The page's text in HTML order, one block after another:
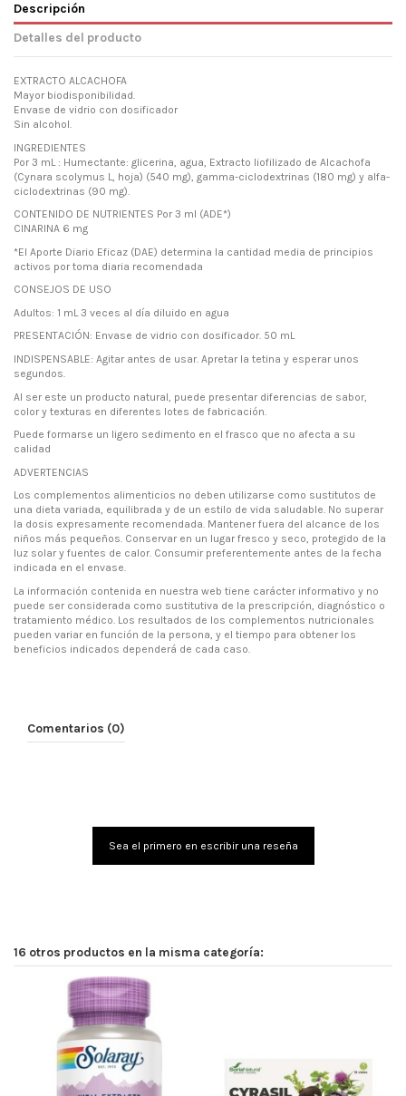
Descripción
Detalles del producto
EXTRACTO ALCACHOFA
Mayor biodisponibilidad.
Envase de vidrio con dosificador
Sin alcohol.
INGREDIENTES
Por 3 mL : Humectante: glicerina, agua, Extracto liofilizado de Alcachofa
(Cynara scolymus L, hoja) (540 mg), gamma-ciclodextrinas (180 mg) y alfa-
ciclodextrinas (90 mg).
CONTENIDO DE NUTRIENTES Por 3 ml (ADE*)
CINARINA 6 mg
*El Aporte Diario Eficaz (DAE) determina la cantidad media de principios
activos por toma diaria recomendada
CONSEJOS DE USO
Adultos: 1 mL 3 veces al día diluido en agua
PRESENTACIÓN: Envase de vidrio con dosificador. 50 mL
INDISPENSABLE: Agitar antes de usar. Apretar la tetina y esperar unos
segundos.
Al ser este un producto natural, puede presentar diferencias de sabor,
color y texturas en diferentes lotes de fabricación.
Puede formarse un ligero sedimento en el frasco que no afecta a su
calidad
ADVERTENCIAS
Los complementos alimenticios no deben utilizarse como sustitutos de
una dieta variada, equilibrada y de un estilo de vida saludable. No superar
la dosis expresamente recomendada. Mantener fuera del alcance de los
niños más pequeños. Conservar en un lugar fresco y seco, protegido de la
luz solar y fuentes de calor. Consumir preferentemente antes de la fecha
indicada en el envase.
La información contenida en nuestra web tiene carácter informativo y no
puede ser considerada como sustitutiva de la prescripción, diagnóstico o
tratamiento médico. Los resultados de los complementos nutricionales
pueden variar en función de la persona, y el tiempo para obtener los
beneficios indicados dependerá de cada caso.
Comentarios (0)
Sea el primero en escribir una reseña
16 otros productos en la misma categoría: